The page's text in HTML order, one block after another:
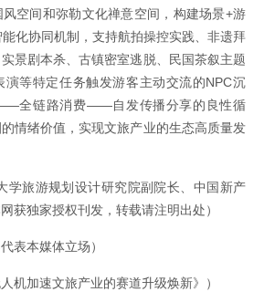
空间和弥勒文化禅意空间，构建场景+游
化协同机制，支持航拍操控实践、非遗拜
景剧本杀、古镇密室逃脱、民国茶叙主题
演等特定任务触发游客主动交流的NPC沉
全链路消费——自发传播分享的良性循
情绪价值，实现文旅产业的生态高质量发
学旅游规划设计研究院副院长、中国新产
获独家授权刊发，转载请注明出处）
表本媒体立场）
机加速文旅产业的赛道升级焕新》）